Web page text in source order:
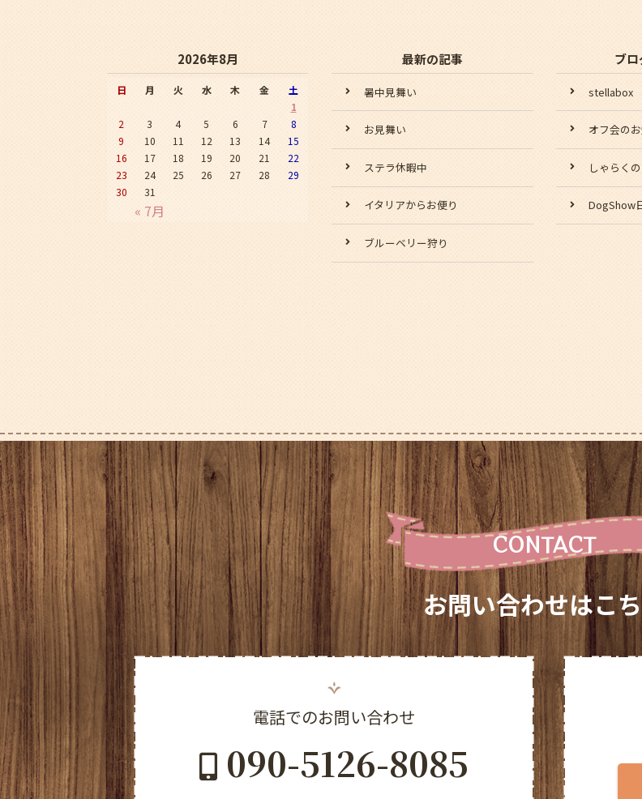
2026年8月
日 月 火 水 木 金 土
« 7月
1
2
3 4 5 6 7
8
9
10 11 12 13 14
15
16
17 18 19 20 21
22
23
24 25 26 27 28
29
30
31
最新の記事
暑中見舞い
お見舞い
ステラ休暇中
イタリアからお便り
ブルーベリー狩り
ブ
stellabox
オフ会の
しゃらく
DogShow
スタッフ日
爺の日記
CONTACT
お問い合わせはこ
電話でのお問い合わせ
090-5126-8085